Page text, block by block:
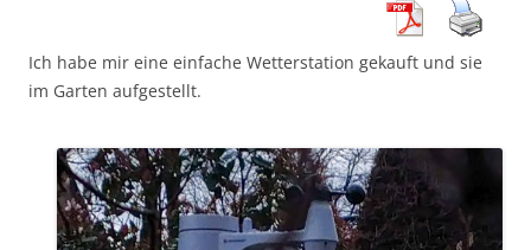
Ich habe mir eine einfache Wetterstation gekauft und sie
im Garten aufgestellt.